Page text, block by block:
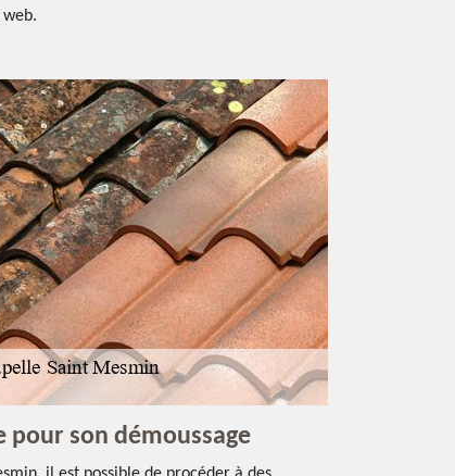
pour son démoussage